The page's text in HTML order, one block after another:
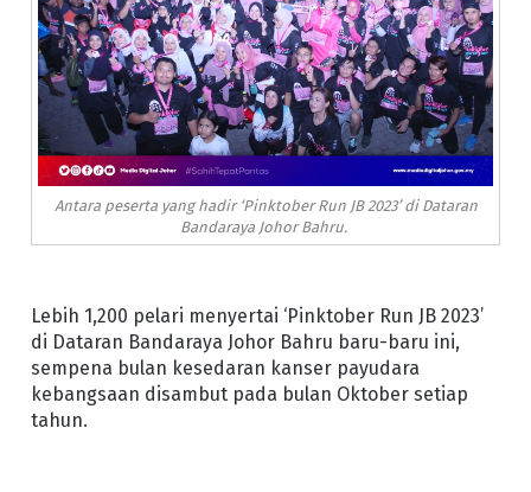
Antara peserta yang hadir ‘Pinktober Run JB 2023’ di Dataran
Bandaraya Johor Bahru.
Lebih 1,200 pelari menyertai ‘Pinktober Run JB 2023’
di Dataran Bandaraya Johor Bahru baru-baru ini,
sempena bulan kesedaran kanser payudara
kebangsaan disambut pada bulan Oktober setiap
tahun.